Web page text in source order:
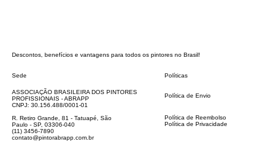
Descontos, benefícios e vantagens para todos os pintores no Brasil!
Sede
ASSOCIAÇÃO BRASILEIRA DOS PINTORES
PROFISSIONAIS - ABRAPP
CNPJ: 30.156.488/0001-01
R. Retiro Grande, 81 - Tatuapé, São
Paulo - SP, 03306-040
(11) 3456-7890
contato@pintorabrapp.com.br
Políticas
Política de Envio
Política de Reembolso
Política de Privacidade